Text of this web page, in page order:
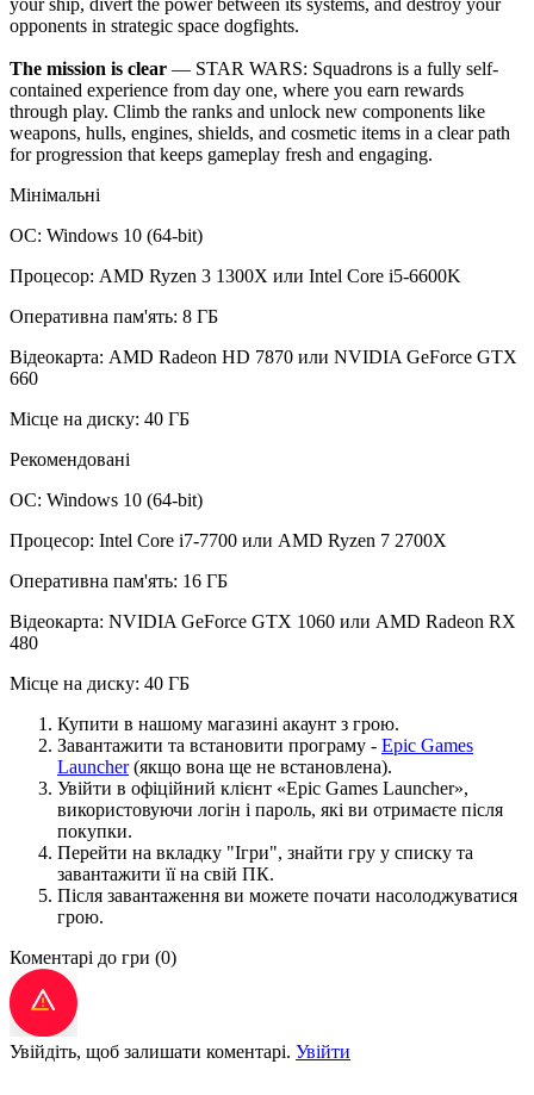
opponents in strategic space dogfights.
The mission is clear — STAR WARS: Squadrons is a fully self-
contained experience from day one, where you earn rewards
through play. Climb the ranks and unlock new components like
weapons, hulls, engines, shields, and cosmetic items in a clear path
for progression that keeps gameplay fresh and engaging.
Мінімальні
ОС: Windows 10 (64-bit)
Процесор: AMD Ryzen 3 1300X или Intel Core i5-6600K
Оперативна пам'ять: 8 ГБ
Відеокарта: AMD Radeon HD 7870 или NVIDIA GeForce GTX
660
Місце на диску: 40 ГБ
Рекомендовані
ОС: Windows 10 (64-bit)
Процесор: Intel Core i7-7700 или AMD Ryzen 7 2700X
Оперативна пам'ять: 16 ГБ
Відеокарта: NVIDIA GeForce GTX 1060 или AMD Radeon RX
480
Місце на диску: 40 ГБ
Купити в нашому магазині акаунт з грою.
Завантажити та встановити програму - Epic Games
Launcher(якщо вона ще не встановлена).
Увійти в офіційний клієнт «Epic Games Launcher»,
використовуючи логін і пароль, які ви отримаєте після
покупки.
Перейти на вкладку "Ігри", знайти гру у списку та
завантажити її на свій ПК.
Після завантаження ви можете почати насолоджуватися
грою.
Коментарі до гри (0)
Увійдіть, щоб залишати коментарі. Увійти